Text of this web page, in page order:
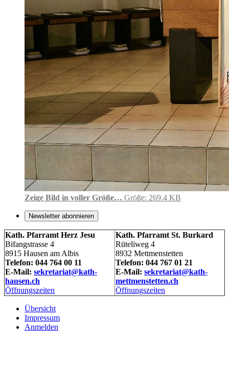
Zeige Bild in voller Größe… Größe: 269.4 KB
Newsletter abonnieren
Kath. Pfarramt Herz Jesu
Bifangstrasse 4
8915 Hausen am Albis
Telefon: 044 764 00 11
E-Mail: sekretariat@kath-
hausen.ch
Öffnungszeiten
Kath. Pfarramt St. Burkard
Rüteliweg 4
8932 Mettmenstetten
Telefon: 044 767 01 21
E-Mail: sekretariat@kath-
mettmenstetten.ch
Öffnungszeiten
Übersicht
Impressum
Anmelden